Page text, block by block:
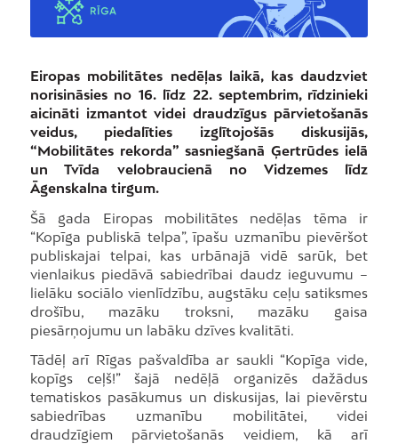
Eiropas mobilitātes nedēļas laikā, kas daudzviet
norisināsies no 16. līdz 22. septembrim, rīdzinieki
aicināti izmantot videi draudzīgus pārvietošanās
veidus, piedalīties izglītojošās diskusijās,
“Mobilitātes rekorda” sasniegšanā Ģertrūdes ielā
un Tvīda velobraucienā no Vidzemes līdz
Āgenskalna tirgum.
Šā gada Eiropas mobilitātes nedēļas tēma ir
“Kopīga publiskā telpa”, īpašu uzmanību pievēršot
publiskajai telpai, kas urbānajā vidē sarūk, bet
vienlaikus piedāvā sabiedrībai daudz ieguvumu –
lielāku sociālo vienlīdzību, augstāku ceļu satiksmes
drošību, mazāku troksni, mazāku gaisa
piesārņojumu un labāku dzīves kvalitāti.
Tādēļ arī Rīgas pašvaldība ar saukli “Kopīga vide,
kopīgs ceļš!” šajā nedēļā organizēs dažādus
tematiskos pasākumus un diskusijas, lai pievērstu
sabiedrības uzmanību mobilitātei, videi
draudzīgiem pārvietošanās veidiem, kā arī